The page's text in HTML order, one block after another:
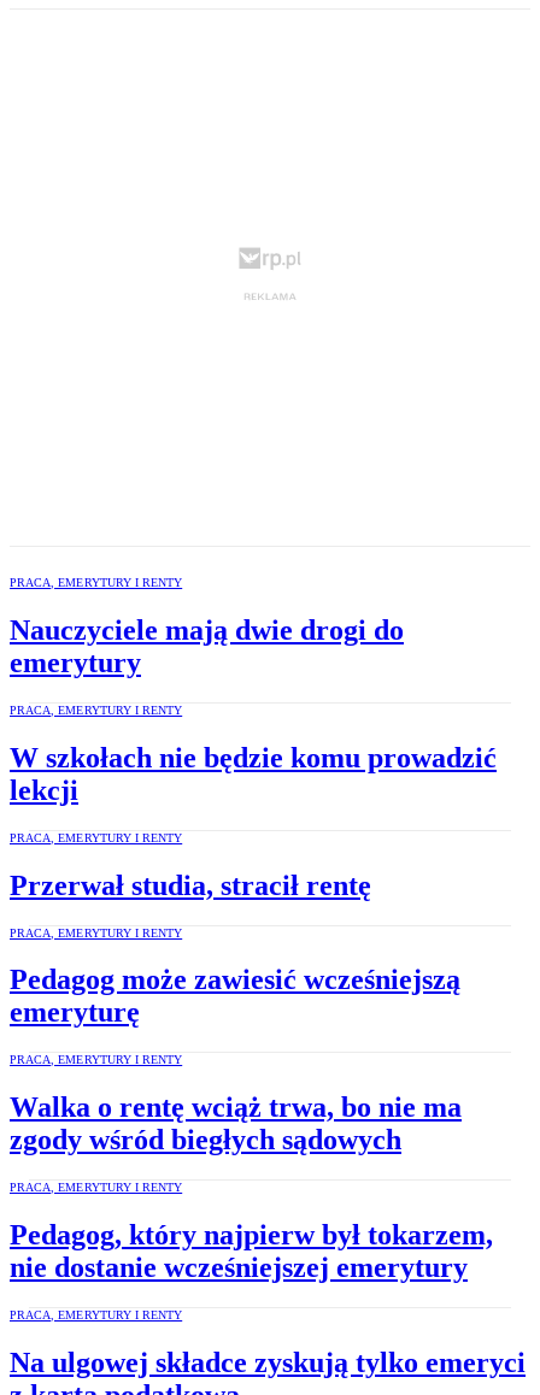
PRACA, EMERYTURY I RENTY
Nauczyciele mają dwie drogi do
emerytury
PRACA, EMERYTURY I RENTY
W szkołach nie będzie komu prowadzić
lekcji
PRACA, EMERYTURY I RENTY
Przerwał studia, stracił rentę
PRACA, EMERYTURY I RENTY
Pedagog może zawiesić wcześniejszą
emeryturę
PRACA, EMERYTURY I RENTY
Walka o rentę wciąż trwa, bo nie ma
zgody wśród biegłych sądowych
PRACA, EMERYTURY I RENTY
Pedagog, który najpierw był tokarzem,
nie dostanie wcześniejszej emerytury
PRACA, EMERYTURY I RENTY
Na ulgowej składce zyskują tylko emeryci